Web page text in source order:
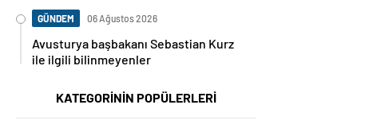
GÜNDEM 06 Ağustos 2026
Avusturya başbakanı Sebastian Kurz
ile ilgili bilinmeyenler
KATEGORİNİN POPÜLERLERİ